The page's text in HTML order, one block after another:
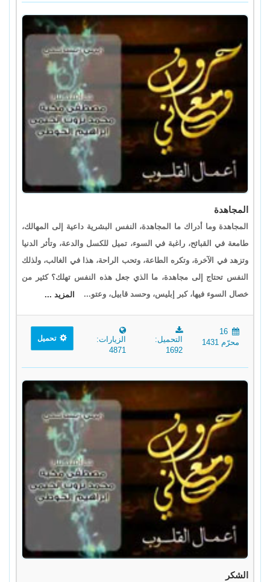
المجاهدة
المجاهدة وما أدراك ما المجاهدة، النفس البشرية داعية إلى المهالك،
طامعة في القبائح، راغبة في السوء، تميل للكسل والدعة، وتأثر الدنيا
وتزهد في الآخرة، وتكره الطاعة، وتحب الراحة، هذا في الغالب، ولذلك
النفس تحتاج إلى مجاهدة، ما الذي جعل هذه النفس تهلك؟ كثير من
خصال السوء فيها، كبر إبليس، وحسد قابيل، وعتو...
المزيد ...
16
محرّم 1431
التحميل:
1692
الزيارات:
4871
تحميل
الشكر